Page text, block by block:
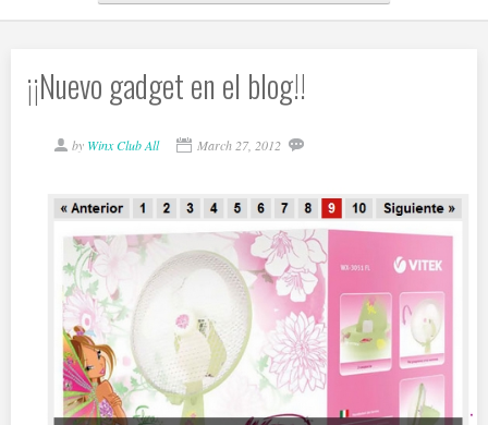
¡¡Nuevo gadget en el blog!!
by Winx Club All March 27, 2012